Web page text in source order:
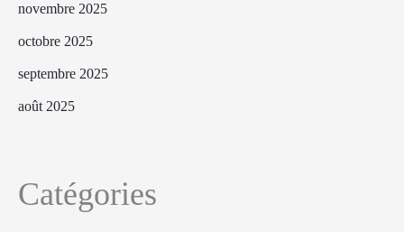
novembre 2025
octobre 2025
septembre 2025
août 2025
Catégories